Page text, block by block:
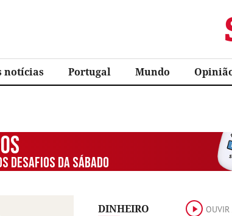
notícias Portugal Mundo
DESAFIOS DA SÁBADO
DINHEIRO OUVIR